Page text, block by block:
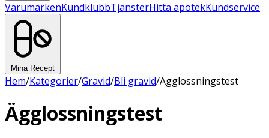
VarumärkenKundklubbTjänsterHitta apotekKundservice
Mina Recept
Hem/Kategorier/Gravid/Bli gravid/Ägglossningstest
Ägglossningstest